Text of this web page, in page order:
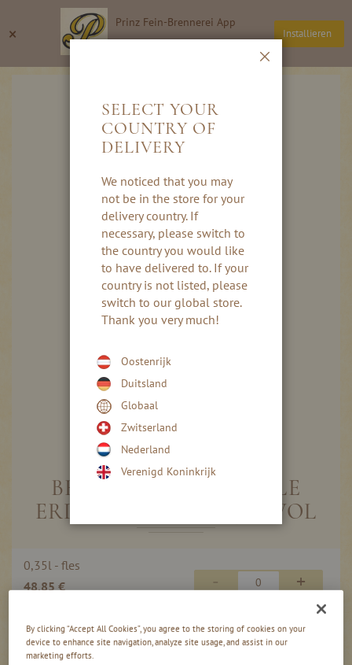
× Prinz Fein-Brennerei App
Installieren
de
Zoeken
afbeeldingen-
gallerij
HAFELE AARDBEI
BRANDEWIJN - HAFELE
ERDBEER BRAND 43 % VOL
productitems
0,35l - fles
48,85 €
- +
incl. btw, excl.
verzendkosten
0,00
By clicking “Accept All Cookies”, you agree to the storing of cookies on your
device to enhance site navigation, analyze site usage, and assist in our
marketing efforts.
SELECT YOUR
COUNTRY OF
DELIVERY
We noticed that you may
not be in the store for your
delivery country. If
necessary, please switch to
the country you would like
to have delivered to. If your
country is not listed, please
switch to our global store.
Thank you very much!
Oostenrijk
Duitsland
Globaal
Zwitserland
Nederland
Verenigd Koninkrijk